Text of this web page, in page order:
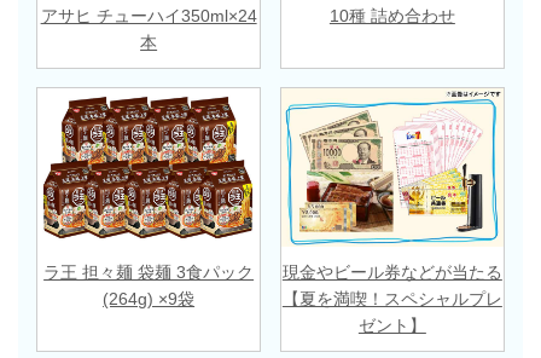
アサヒ チューハイ350ml×24
本
10種 詰め合わせ
ラ王 担々麺 袋麺 3食パック
(264g) ×9袋
現金やビール券などが当たる
【夏を満喫！スペシャルプレ
ゼント】